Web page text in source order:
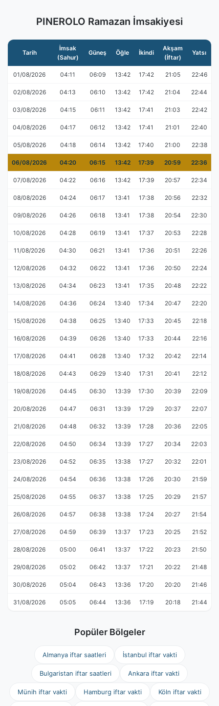
PINEROLO Ramazan İmsakiyesi
Tarih
İmsak
(Sahur)
Güneş Öğle İkindi
Akşam
(İftar)
Yatsı
01/08/2026 04:11 06:09 13:42 17:42 21:05 22:46
02/08/2026 04:13 06:10 13:42 17:42 21:04 22:44
03/08/2026 04:15 06:11 13:42 17:41 21:03 22:42
04/08/2026 04:17 06:12 13:42 17:41 21:01 22:40
05/08/2026 04:18 06:14 13:42 17:40 21:00 22:38
06/08/2026 04:20 06:15 13:42 17:39 20:59 22:36
07/08/2026 04:22 06:16 13:42 17:39 20:57 22:34
08/08/2026 04:24 06:17 13:41 17:38 20:56 22:32
09/08/2026 04:26 06:18 13:41 17:38 20:54 22:30
10/08/2026 04:28 06:19 13:41 17:37 20:53 22:28
11/08/2026 04:30 06:21 13:41 17:36 20:51 22:26
12/08/2026 04:32 06:22 13:41 17:36 20:50 22:24
13/08/2026 04:34 06:23 13:41 17:35 20:48 22:22
14/08/2026 04:36 06:24 13:40 17:34 20:47 22:20
15/08/2026 04:38 06:25 13:40 17:33 20:45 22:18
16/08/2026 04:39 06:26 13:40 17:33 20:44 22:16
17/08/2026 04:41 06:28 13:40 17:32 20:42 22:14
18/08/2026 04:43 06:29 13:40 17:31 20:41 22:12
19/08/2026 04:45 06:30 13:39 17:30 20:39 22:09
20/08/2026 04:47 06:31 13:39 17:29 20:37 22:07
21/08/2026 04:48 06:32 13:39 17:28 20:36 22:05
22/08/2026 04:50 06:34 13:39 17:27 20:34 22:03
23/08/2026 04:52 06:35 13:38 17:27 20:32 22:01
24/08/2026 04:54 06:36 13:38 17:26 20:30 21:59
25/08/2026 04:55 06:37 13:38 17:25 20:29 21:57
26/08/2026 04:57 06:38 13:38 17:24 20:27 21:54
27/08/2026 04:59 06:39 13:37 17:23 20:25 21:52
28/08/2026 05:00 06:41 13:37 17:22 20:23 21:50
29/08/2026 05:02 06:42 13:37 17:21 20:22 21:48
30/08/2026 05:04 06:43 13:36 17:20 20:20 21:46
31/08/2026 05:05 06:44 13:36 17:19 20:18 21:44
Popüler Bölgeler
Almanya iftar saatleri İstanbul iftar vakti
Bulgaristan iftar saatleri Ankara iftar vakti
Münih iftar vakti Hamburg iftar vakti Köln iftar vakti